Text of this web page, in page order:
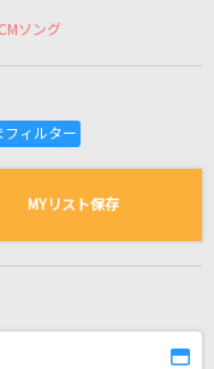
ト
曲の一覧
ソング
MYリスト保存